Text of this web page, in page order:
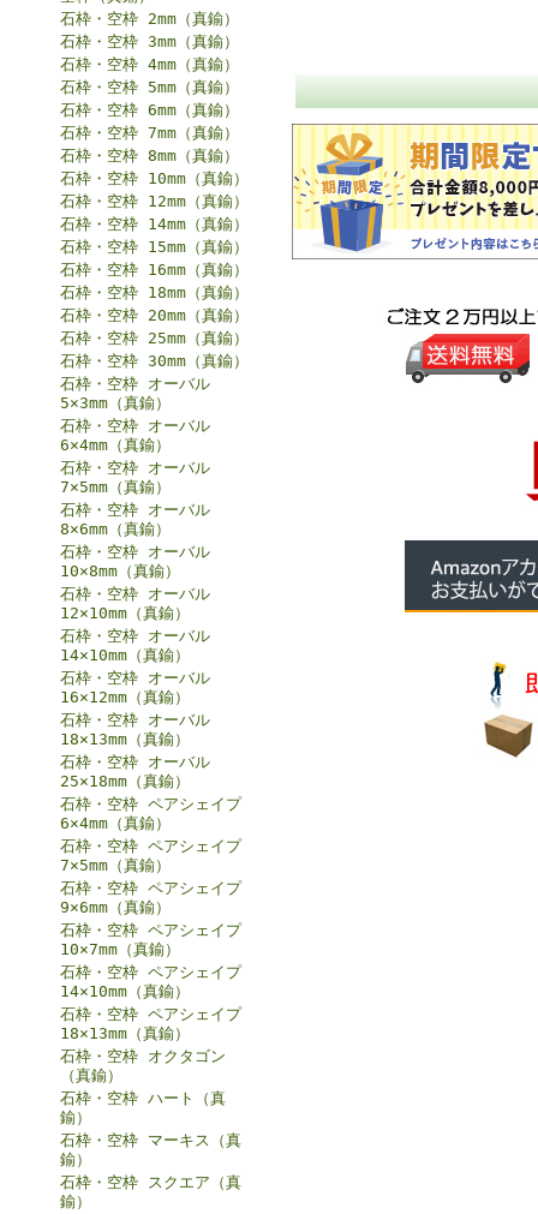
石枠・空枠 2mm（真鍮）
石枠・空枠 3mm（真鍮）
石枠・空枠 4mm（真鍮）
石枠・空枠 5mm（真鍮）
石枠・空枠 6mm（真鍮）
石枠・空枠 7mm（真鍮）
石枠・空枠 8mm（真鍮）
石枠・空枠 10mm（真鍮）
石枠・空枠 12mm（真鍮）
石枠・空枠 14mm（真鍮）
石枠・空枠 15mm（真鍮）
石枠・空枠 16mm（真鍮）
石枠・空枠 18mm（真鍮）
石枠・空枠 20mm（真鍮）
石枠・空枠 25mm（真鍮）
石枠・空枠 30mm（真鍮）
石枠・空枠 オーバル
5×3mm（真鍮）
石枠・空枠 オーバル
6×4mm（真鍮）
石枠・空枠 オーバル
7×5mm（真鍮）
石枠・空枠 オーバル
8×6mm（真鍮）
石枠・空枠 オーバル
10×8mm（真鍮）
石枠・空枠 オーバル
12×10mm（真鍮）
石枠・空枠 オーバル
14×10mm（真鍮）
石枠・空枠 オーバル
16×12mm（真鍮）
石枠・空枠 オーバル
18×13mm（真鍮）
石枠・空枠 オーバル
25×18mm（真鍮）
石枠・空枠 ペアシェイプ
6×4mm（真鍮）
石枠・空枠 ペアシェイプ
7×5mm（真鍮）
石枠・空枠 ペアシェイプ
9×6mm（真鍮）
石枠・空枠 ペアシェイプ
10×7mm（真鍮）
石枠・空枠 ペアシェイプ
14×10mm（真鍮）
石枠・空枠 ペアシェイプ
18×13mm（真鍮）
石枠・空枠 オクタゴン
（真鍮）
石枠・空枠 ハート（真
鍮）
石枠・空枠 マーキス（真
鍮）
石枠・空枠 スクエア（真
鍮）